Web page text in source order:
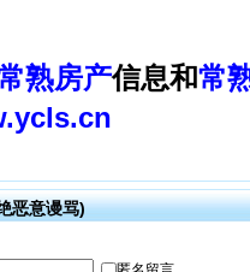
熟房产信息和常
恶意谩骂)